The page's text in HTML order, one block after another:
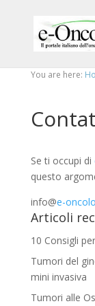
You are here:
Se ti occupi di
questo
info@e-
Articoli
10 Consigli
Tumori del
mini invasiva
Tumori alle